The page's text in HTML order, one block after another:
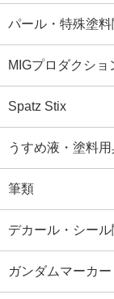
パール・特殊塗
MIGプロダクシ
Spatz Stix
うすめ液・塗料
筆類
デカール・シー
ガンダムマーカ